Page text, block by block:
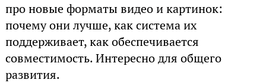
про новые форматы видео и картинок:
почему они лучше, как система их
поддерживает, как обеспечивается
совместимость. Интересно для общего
развития.